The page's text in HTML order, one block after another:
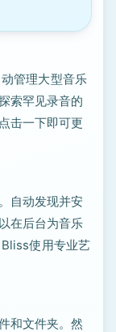
管理大型音乐
索罕见录音的
击一下即可更
自动发现并安
在后台为音乐
使用专业艺
和文件夹。然